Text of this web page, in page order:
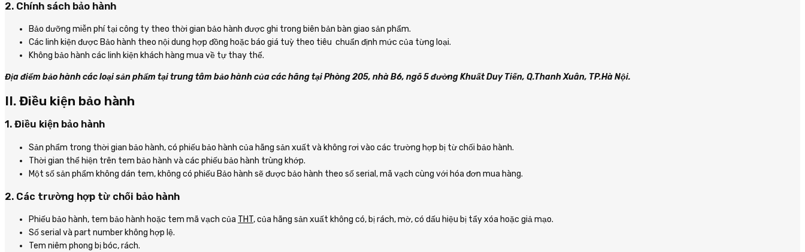
2. Chính sách bảo hành
Bảo dưỡng miễn phí tại công ty theo thời gian bảo hành được ghi trong biên bản bàn giao sản phẩm.
Các linh kiện được Bảo hành theo nội dung hợp đồng hoặc báo giá tuỳ theo tiêu chuẩn định mức của từng loại.
Không bảo hành các linh kiện khách hàng mua về tự thay thế.
Địa điểm bảo hành các loại sản phẩm tại trung tâm bảo hành của các hãng tại Phòng 205, nhà B6, ngõ 5 đường Khuất Duy Tiến, Q.Thanh Xuân, TP.Hà Nội.
II. Điều kiện bảo hành
1. Điều kiện bảo hành
Sản phẩm trong thời gian bảo hành, có phiếu bảo hành của hãng sản xuất và không rơi vào các trường hợp bị từ chối bảo hành.
Thời gian thể hiện trên tem bảo hành và các phiếu bảo hành trùng khớp.
Một số sản phẩm không dán tem, không có phiếu Bảo hành sẽ được bảo hành theo số serial, mã vạch cùng với hóa đơn mua hàng.
2. Các trường hợp từ chối bảo hành
Phiếu bảo hành, tem bảo hành hoặc tem mã vạch của THT, của hãng sản xuất không có, bị rách, mờ, có dấu hiệu bị tẩy xóa hoặc giả mạo.
Số serial và part number không hợp lệ.
Tem niêm phong bị bóc, rách.